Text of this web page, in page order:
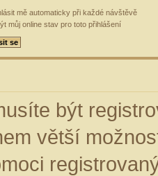
mě automaticky při každé návštěvě
můj online stav pro toto přihlášení
být
větší